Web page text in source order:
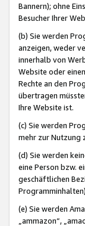
Bannern); ohne
Besucher Ihrer
(b) Sie werden
anzeigen, weder
innerhalb von
Website oder
Rechte an den
übertragen
Ihre Website ist.
(c) Sie werden
mehr zur Nutzung
(d) Sie werden
eine Person bzw.
geschäftlichen
(e) Sie werden
„ammazon“,